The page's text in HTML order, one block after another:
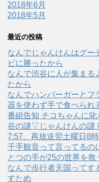
2018年6月
2018年5月
最近の投稿
なんでじゃんけんはグー
ビに勝ったから
なんで渋谷に人が集まる
たから
なんでハンバーガーとフ
器を使わず手で食べられ
番組告知 チコちゃんに
谷の謎▽じゃんけんの謎
7:57、再放送翌土曜日8
千手観音って言ってるの
とつの手が25の世界を救
なんで歩行者天国ってす
すため